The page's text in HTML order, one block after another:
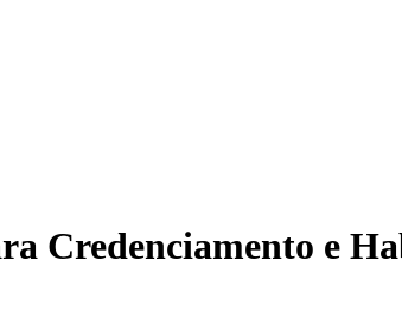
Credenciamento e